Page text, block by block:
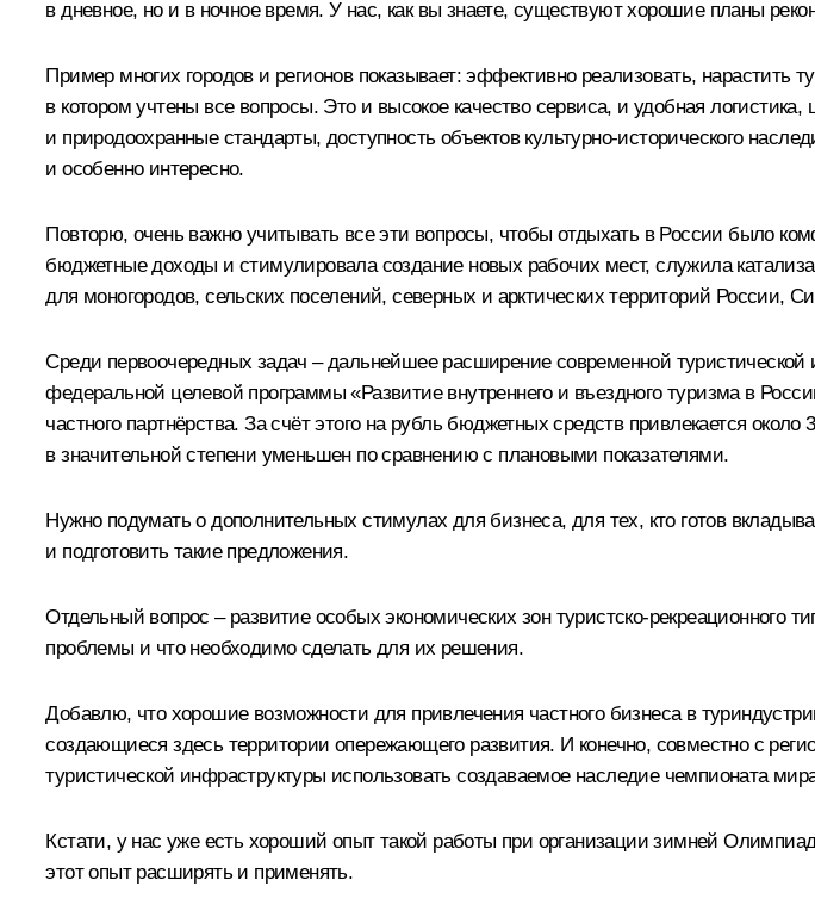
в дневное, но и в ночное время. У нас, как вы знаете, существуют хорошие планы
Пример многих городов и регионов показывает: эффективно реализовать, нарастить
в котором учтены все вопросы. Это и высокое качество сервиса, и удобная
и природоохранные стандарты, доступность объектов культурно-исторического
и особенно интересно.
Повторю, очень важно учитывать все эти вопросы, чтобы отдыхать в России было
бюджетные доходы и стимулировала создание новых рабочих мест, служила
для моногородов, сельских поселений, северных и арктических территорий России,
Среди первоочередных задач – дальнейшее расширение современной
федеральной целевой программы «Развитие внутреннего и въездного туризма в
частного партнёрства. За счёт этого на рубль бюджетных средств привлекается
в значительной степени уменьшен по сравнению с плановыми показателями.
Нужно подумать о дополнительных стимулах для бизнеса, для тех, кто готов
и подготовить такие предложения.
Отдельный вопрос – развитие особых экономических зон туристско-рекреационного
проблемы и что необходимо сделать для их решения.
Добавлю, что хорошие возможности для привлечения частного бизнеса в
создающиеся здесь территории опережающего развития. И конечно, совместно с
туристической инфраструктуры использовать создаваемое наследие чемпионата
Кстати, у нас уже есть хороший опыт такой работы при организации зимней
этот опыт расширять и применять.